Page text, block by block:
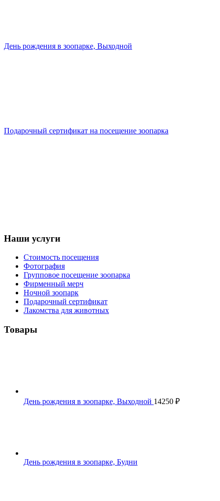
День рождения в зоопарке, Выходной
Подарочный сертификат на посещение зоопарка
Наши услуги
Стоимость посещения
Фотография
Групповое посещение зоопарка
Фирменный мерч
Ночной зоопарк
Подарочный сертификат
Лакомства для животных
Товары
День рождения в зоопарке, Выходной 14250 ₽
День рождения в зоопарке, Будни